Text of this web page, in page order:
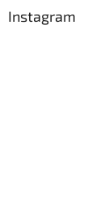
Instagram